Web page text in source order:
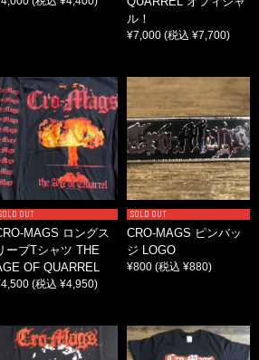
ル！
¥7,000 (税込 ¥7,700)
OUT
MAGS ロングス
ーブTシャツ THE
OF QUARREL
(税込 ¥4,950)
SOLD OUT
CRO-MAGS ピンバッ
ジ LOGO
¥800 (税込 ¥880)